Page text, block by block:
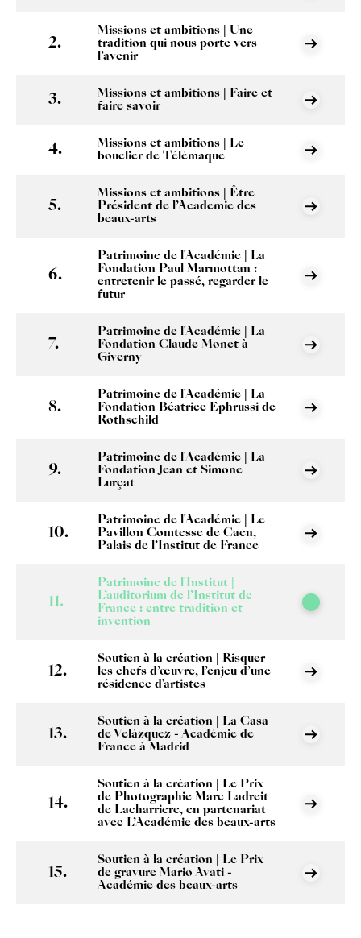
Missions et ambitions | Une
tradition qui nous porte vers
l’avenir
Missions et ambitions | Faire et
faire savoir
Missions et ambitions | Le
bouclier de Télémaque
Missions et ambitions | Être
Président de l’Academie des
beaux-arts
Patrimoine de l'Académie | La
Fondation Paul Marmottan :
entretenir le passé, regarder le
futur
Patrimoine de l'Académie | La
Fondation Claude Monet à
Giverny
Patrimoine de l'Académie | La
Fondation Béatrice Ephrussi de
Rothschild
Patrimoine de l'Académie | La
Fondation Jean et Simone
Lurçat
Patrimoine de l'Académie | Le
Pavillon Comtesse de Caen,
Palais de l’Institut de France
Patrimoine de l'Institut |
L’auditorium de l’Institut de
France : entre tradition et
invention
Soutien à la création | Risquer
les chefs d’œuvre, l’enjeu d’une
résidence d'artistes
Soutien à la création | La Casa
de Velázquez - Académie de
France à Madrid
Soutien à la création | Le Prix
de Photographie Marc Ladreit
de Lacharriere, en partenariat
avec L’Académie des beaux-arts
Soutien à la création | Le Prix
de gravure Mario Avati -
Académie des beaux-arts